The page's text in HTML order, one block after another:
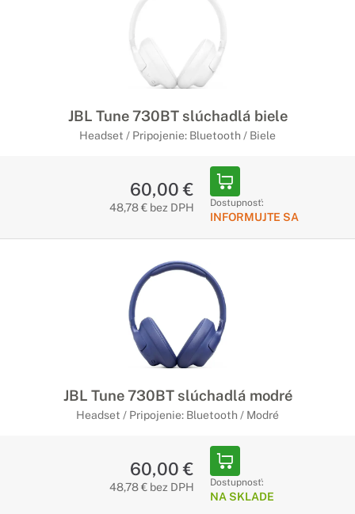
JBL Tune 730BT slúchadlá biele
Headset / Pripojenie: Bluetooth / Biele
60,00 €
48,78 € bez DPH Dostupnosť:
INFORMUJTE SA
JBL Tune 730BT slúchadlá modré
Headset / Pripojenie: Bluetooth / Modré
60,00 €
48,78 € bez DPH Dostupnosť:
NA SKLADE